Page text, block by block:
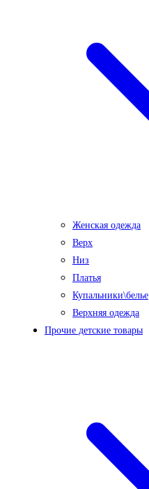
Женская одежда
Верх
Низ
Платья
Купальники\белье
Верхняя одежда
Прочие детские товары